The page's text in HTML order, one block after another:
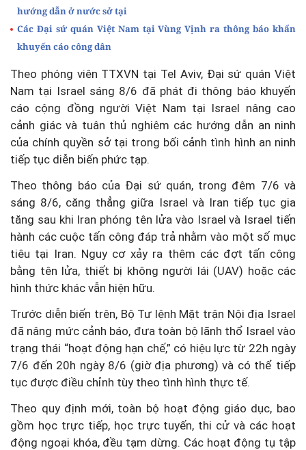
hướng dẫn ở nước sở tại
Các Đại sứ quán Việt Nam tại Vùng Vịnh ra thông báo khẩn
khuyến cáo công dân
Theo phóng viên TTXVN tại Tel Aviv, Đại sứ quán Việt
Nam tại Israel sáng 8/6 đã phát đi thông báo khuyến
cáo cộng đồng người Việt Nam tại Israel nâng cao
cảnh giác và tuân thủ nghiêm các hướng dẫn an ninh
của chính quyền sở tại trong bối cảnh tình hình an ninh
tiếp tục diễn biến phức tạp.
Theo thông báo của Đại sứ quán, trong đêm 7/6 và
sáng 8/6, căng thẳng giữa Israel và Iran tiếp tục gia
tăng sau khi Iran phóng tên lửa vào Israel và Israel tiến
hành các cuộc tấn công đáp trả nhằm vào một số mục
tiêu tại Iran. Nguy cơ xảy ra thêm các đợt tấn công
bằng tên lửa, thiết bị không người lái (UAV) hoặc các
hình thức khác vẫn hiện hữu.
Trước diễn biến trên, Bộ Tư lệnh Mặt trận Nội địa Israel
đã nâng mức cảnh báo, đưa toàn bộ lãnh thổ Israel vào
trạng thái “hoạt động hạn chế,” có hiệu lực từ 22h ngày
7/6 đến 20h ngày 8/6 (giờ địa phương) và có thể tiếp
tục được điều chỉnh tùy theo tình hình thực tế.
Theo quy định mới, toàn bộ hoạt động giáo dục, bao
gồm học trực tiếp, học trực tuyến, thi cử và các hoạt
động ngoại khóa, đều tạm dừng. Các hoạt động tụ tập